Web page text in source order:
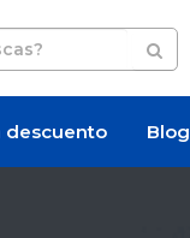
descuento Blog